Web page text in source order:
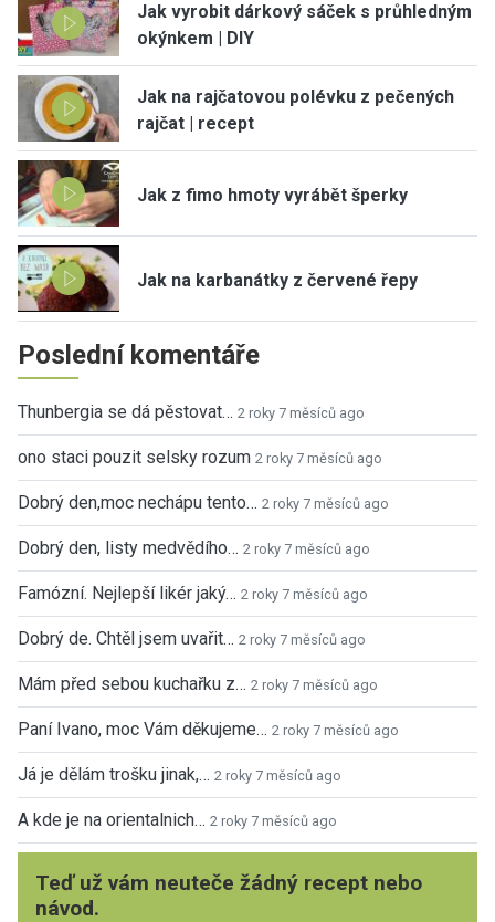
Jak vyrobit dárkový sáček s průhledným
okýnkem | DIY
Jak na rajčatovou polévku z pečených
rajčat | recept
Jak z fimo hmoty vyrábět šperky
Jak na karbanátky z červené řepy
Poslední komentáře
Thunbergia se dá pěstovat… 2 roky 7 měsíců ago
ono staci pouzit selsky rozum 2 roky 7 měsíců ago
Dobrý den,moc nechápu tento… 2 roky 7 měsíců ago
Dobrý den, listy medvědího… 2 roky 7 měsíců ago
Famózní. Nejlepší likér jaký… 2 roky 7 měsíců ago
Dobrý de. Chtěl jsem uvařit… 2 roky 7 měsíců ago
Mám před sebou kuchařku z… 2 roky 7 měsíců ago
Paní Ivano, moc Vám děkujeme… 2 roky 7 měsíců ago
Já je dělám trošku jinak,… 2 roky 7 měsíců ago
A kde je na orientalnich… 2 roky 7 měsíců ago
Teď už vám neuteče žádný recept nebo
návod.